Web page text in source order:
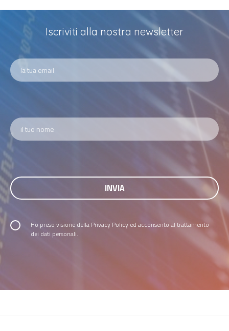
Iscriviti alla nostra newsletter
Ho preso visione della Privacy Policy ed acconsento al trattamento
dei dati personali.